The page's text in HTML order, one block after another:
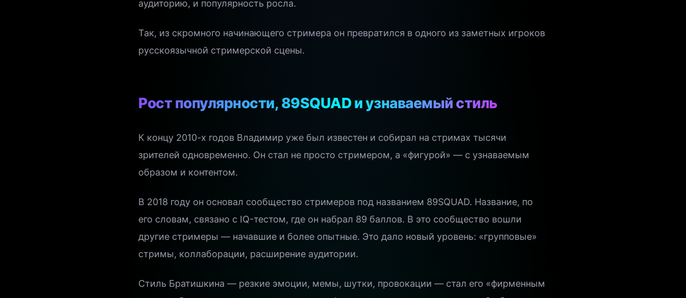
аудиторию, и популярность росла.
Так, из скромного начинающего стримера он превратился в одного из заметных игроков
русскоязычной стримерской сцены.
Рост популярности, 89SQUAD и узнаваемый стиль
К концу 2010-х годов Владимир уже был известен и собирал на стримах тысячи
зрителей одновременно. Он стал не просто стримером, а «фигурой» — с узнаваемым
образом и контентом.
В 2018 году он основал сообщество стримеров под названием 89SQUAD. Название, по
его словам, связано с IQ-тестом, где он набрал 89 баллов. В это сообщество вошли
другие стримеры — начавшие и более опытные. Это дало новый уровень: «групповые»
стримы, коллаборации, расширение аудитории.
Стиль Братишкина — резкие эмоции, мемы, шутки, провокации — стал его «фирменным